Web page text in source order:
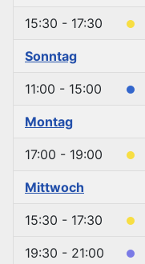
15:30 - 17:30
Sonntag
11:00 - 15:00
Montag
17:00 - 19:00
Mittwoch
15:30 - 17:30
19:30 - 21:00